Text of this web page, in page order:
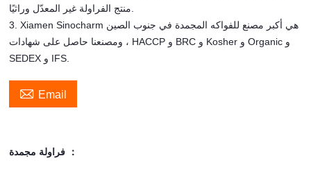
3. Xiamen Sinocharm هي أكبر مصنع للفواكه المجمدة في جنوب الصين
، ومصنعنا حاصل على شهادات HACCP و BRC و Kosher و Organic و
SEDEX و IFS.
 Email
فراولة مجمدة ：